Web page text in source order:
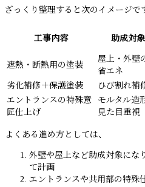
ざっくり整理すると次のイメージで
工事内容 助成対
遮熱・断熱用の塗装
屋上・外壁
省エネ
劣化補修＋保護塗装 ひび割れ補
エントランスの特殊意
匠仕上げ
モルタル造
見た目重視
よくある進め方としては、
外壁や屋上など助成対象にな
て計画
エントランスや共用部の特殊